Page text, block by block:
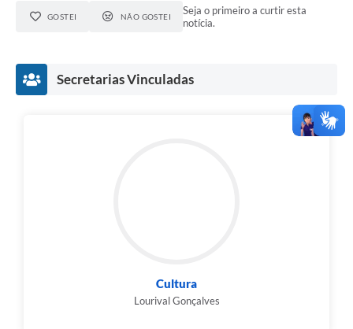
GOSTEI NÃO GOSTEI
Seja o primeiro a curtir esta
notícia.
Secretarias Vinculadas
Cultura
Lourival Gonçalves